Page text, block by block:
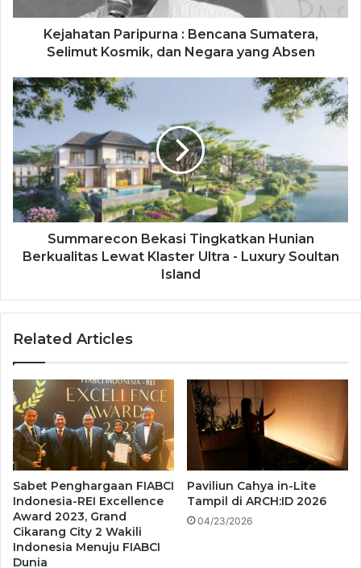
Kejahatan Paripurna : Bencana Sumatera,
Selimut Kosmik, dan Negara yang Absen
Summarecon Bekasi Tingkatkan Hunian
Berkualitas Lewat Klaster Ultra - Luxury Soultan
Island
Related Articles
Sabet Penghargaan FIABCI
Indonesia-REI Excellence
Award 2023, Grand
Cikarang City 2 Wakili
Indonesia Menuju FIABCI
Dunia
Paviliun Cahya in-Lite
Tampil di ARCH:ID 2026
04/23/2026